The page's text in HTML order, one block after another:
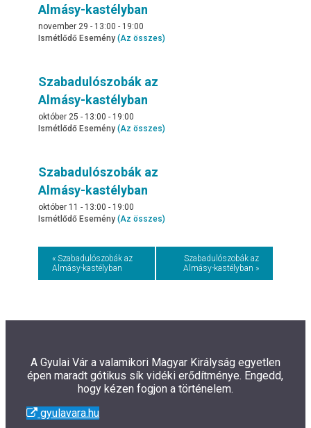
Almásy-kastélyban
november 29 - 13:00 - 19:00
Ismétlődő Esemény(Az összes)
Szabadulószobák az
Almásy-kastélyban
október 25 - 13:00 - 19:00
Ismétlődő Esemény(Az összes)
Szabadulószobák az
Almásy-kastélyban
október 11 - 13:00 - 19:00
Ismétlődő Esemény(Az összes)
Event
Navigation
« Szabadulószobák az
Almásy-kastélyban
Szabadulószobák az
Almásy-kastélyban »
A Gyulai Vár a valamikori Magyar Királyság egyetlen
épen maradt gótikus sík vidéki erődítménye. Engedd,
hogy kézen fogjon a történelem.
gyulavara.hu